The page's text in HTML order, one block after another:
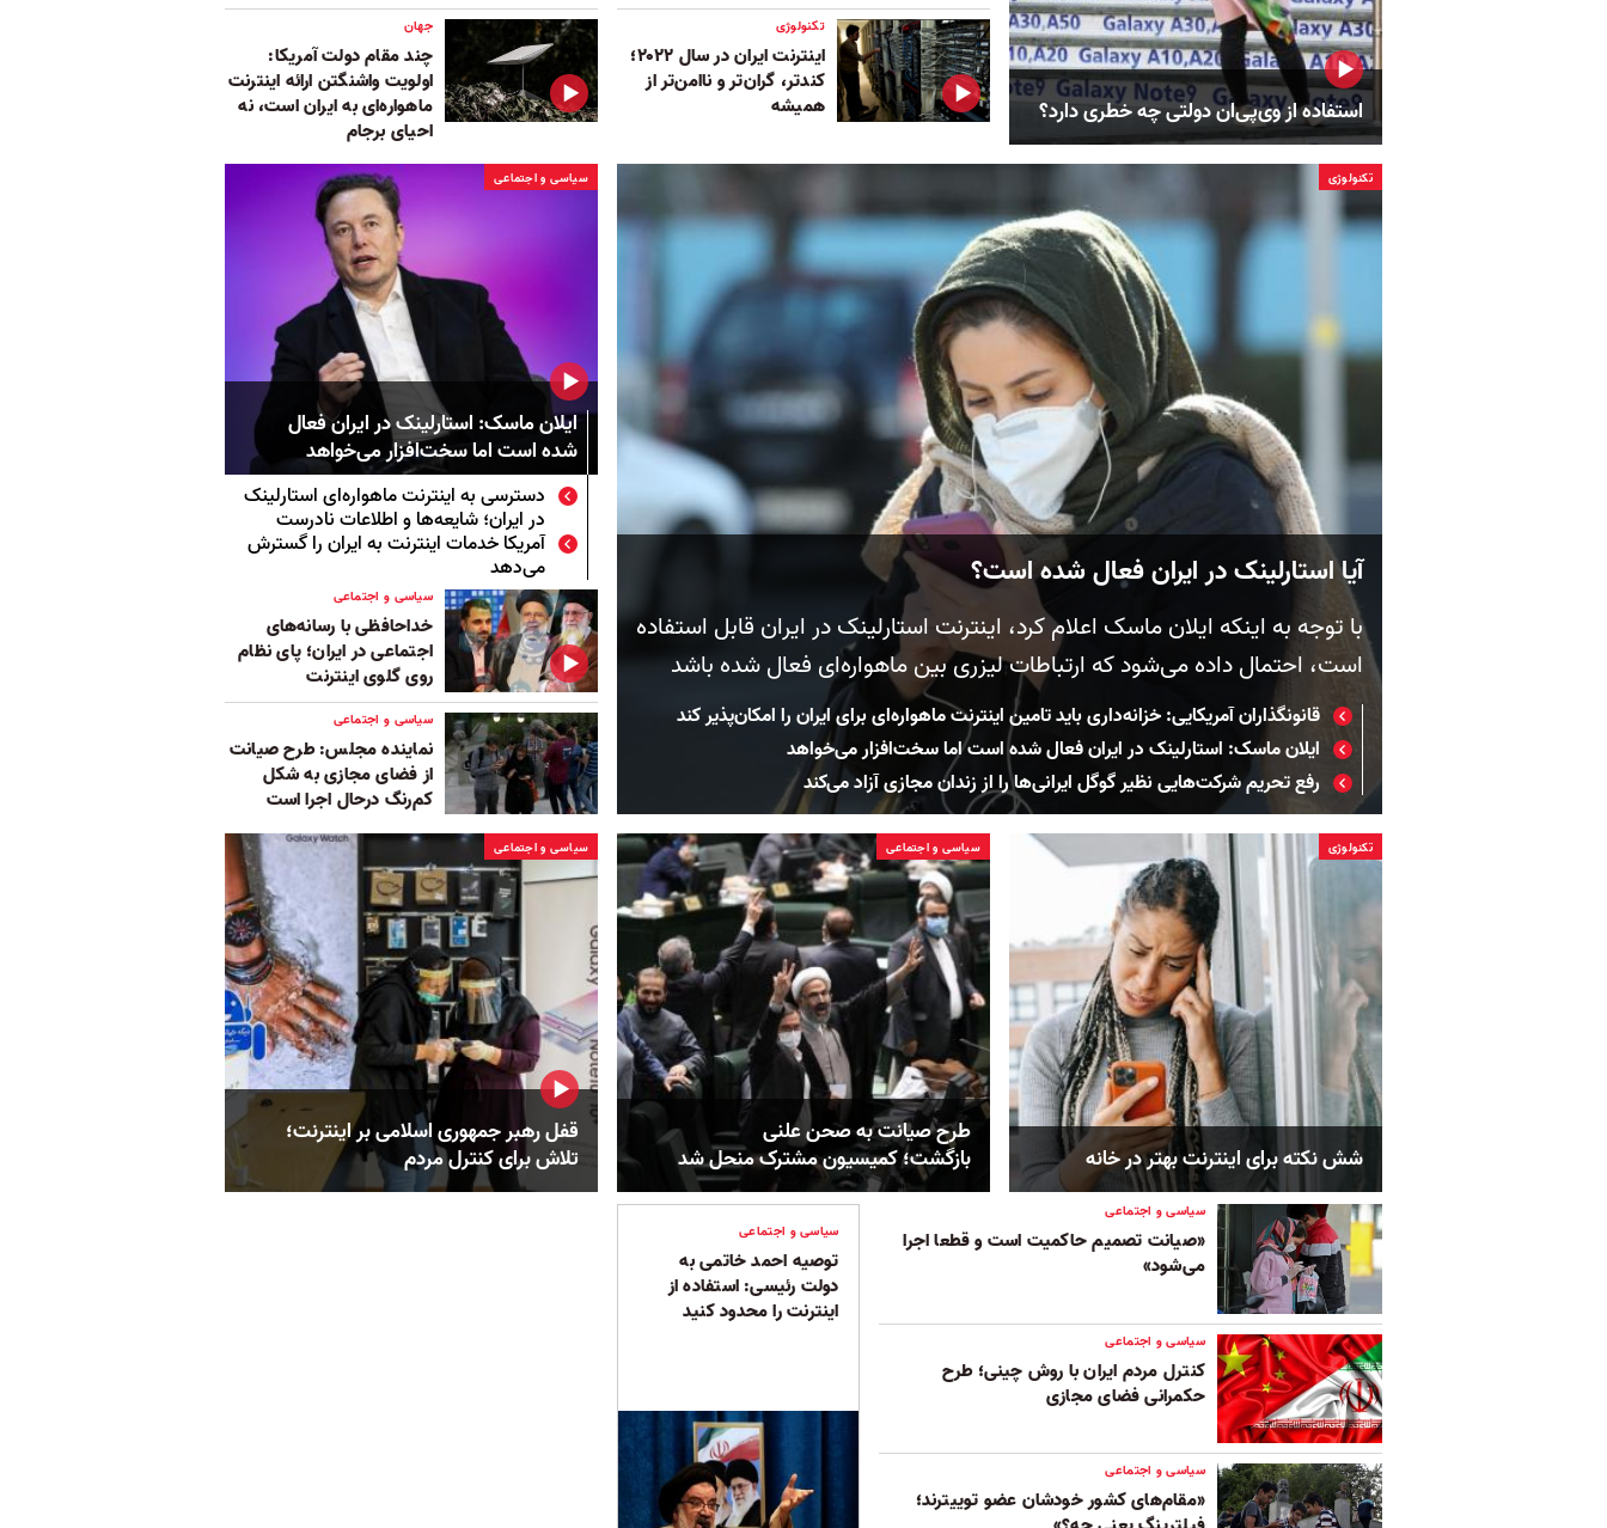
استفاده از وی‌پی‌ان دولتی چه خطری دارد؟
تکنولوژی
اینترنت ایران در سال ۲۰۲۲؛
کندتر، گران‌تر و ناامن‌تر از
همیشه
جهان
چند مقام دولت آمریکا:
اولویت واشنگتن ارائه اینترنت
ماهواره‌ای به ایران است، نه
احیای برجام
تکنولوژی
آیا استارلینک در ایران فعال شده است؟
با توجه به اینکه ایلان ماسک اعلام کرد، اینترنت استارلینک در ایران قابل ‌استفاده
است، احتمال داده می‌شود که ارتباطات لیزری بین ماهواره‌ای فعال شده باشد
قانونگذاران آمریکایی: خزانه‌داری باید تامین اینترنت ماهواره‌ای برای ایران را امکان‌پذیر کند
ایلان ماسک: استارلینک در ایران فعال شده است اما سخت‌افزار می‌خواهد
رفع تحریم شرکت‌هایی نظیر گوگل ایرانی‌ها را از زندان مجازی آزاد می‌کند
سیاسی و اجتماعی
ایلان ماسک: استارلینک در ایران فعال
شده است اما سخت‌افزار می‌خواهد
دسترسی به اینترنت ماهواره‌ای استارلینک
در ایران؛ شایعه‌ها و اطلاعات نادرست
آمریکا خدمات اینترنت به ایران را گسترش
می‌دهد
سیاسی و اجتماعی
خداحافظی با رسانه‌های
اجتماعی در ایران؛ پای نظام
روی گلوی اینترنت
سیاسی و اجتماعی
نماینده مجلس: طرح صیانت
از فضای مجازی به شکل
کم‌رنگ درحال اجرا است
تکنولوژی
شش نکته برای اینترنت بهتر در خانه
سیاسی و اجتماعی
طرح صیانت به صحن علنی
بازگشت؛ کمیسیون مشترک منحل شد
سیاسی و اجتماعی
قفل رهبر جمهوری اسلامی بر اینترنت؛
تلاش برای کنترل مردم
سیاسی و اجتماعی
«صیانت تصمیم حاکمیت است و قطعا اجرا
می‌شود»
سیاسی و اجتماعی
کنترل مردم ایران با روش چینی؛ طرح
حکمرانی فضای مجازی
سیاسی و اجتماعی
«مقام‌های کشور خودشان عضو توییترند؛
سیاسی و اجتماعی
توصیه احمد خاتمی به
دولت رئیسی: استفاده از
اینترنت را محدود کنید